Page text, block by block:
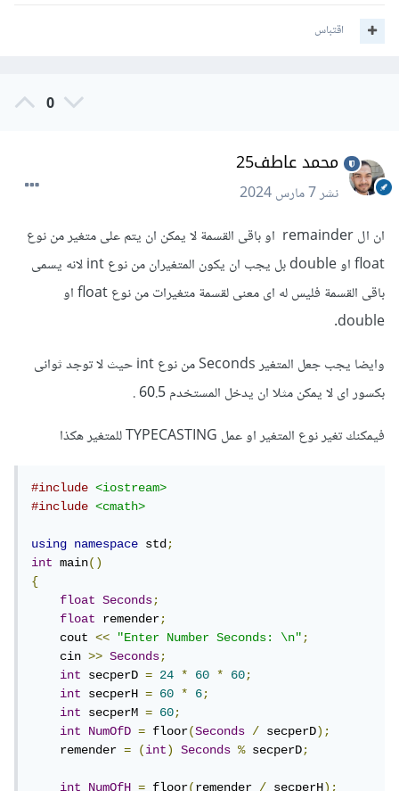
اقتباس
0
محمد عاطف25
نشر7 مارس 2024
ان ال remainder او باقى القسمة لا يمكن ان يتم على متغير من نوع
float او double بل يجب ان يكون المتغيران من نوع int لانه يسمى
باقى القسمة فليس له اى معنى لقسمة متغيرات من نوع float او
double.
وايضا يجب جعل المتغير Seconds من نوع int حيث لا توجد ثوانى
بكسور اى لا يمكن مثلا ان يدخل المستخدم 60.5 .
فيمكنك تغير نوع المتغير او عمل TYPECASTING للمتغير هكذا
#include
<iostream>
#include
<cmath>
using namespace std;
int main()
{
float
Seconds;
float
remender;
    cout
<< "Enter Number Seconds: \n";
    cin
>> Seconds;
int
secperD = 24 * 60 * 60;
int
secperH = 60 * 6;
int
secperM = 60;
int
NumOfD = floor(Seconds / secperD);
    remender
= (int) Seconds % secperD;
int NumOfH = floor(remender / secperH);